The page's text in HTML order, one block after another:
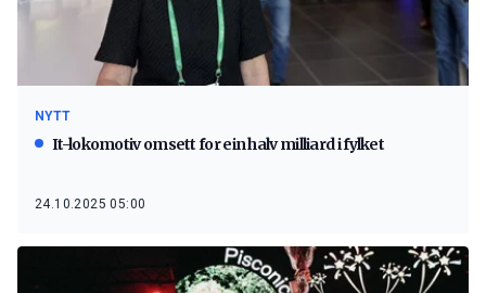
NYTT
It-lokomotiv omsett for ein halv milliard i fylket
24.10.2025 05:00